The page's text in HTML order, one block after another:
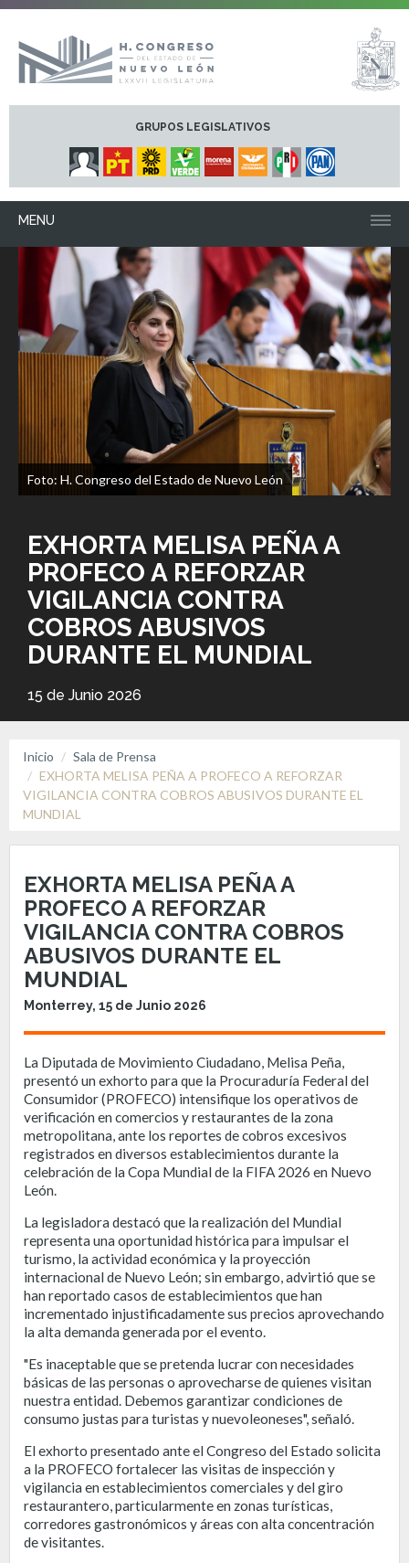
GRUPOS LEGISLATIVOS
MENU
Foto: H. Congreso del Estado de Nuevo León
EXHORTA MELISA PEÑA A
PROFECO A REFORZAR
VIGILANCIA CONTRA
COBROS ABUSIVOS
DURANTE EL MUNDIAL
15 de Junio 2026
Inicio
Sala de Prensa
EXHORTA MELISA PEÑA A PROFECO A REFORZAR
VIGILANCIA CONTRA COBROS ABUSIVOS DURANTE EL
MUNDIAL
EXHORTA MELISA PEÑA A
PROFECO A REFORZAR
VIGILANCIA CONTRA COBROS
ABUSIVOS DURANTE EL
MUNDIAL
Monterrey, 15 de Junio 2026
La Diputada de Movimiento Ciudadano, Melisa Peña,
presentó un exhorto para que la Procuraduría Federal del
Consumidor (PROFECO) intensifique los operativos de
verificación en comercios y restaurantes de la zona
metropolitana, ante los reportes de cobros excesivos
registrados en diversos establecimientos durante la
celebración de la Copa Mundial de la FIFA 2026 en Nuevo
León.
La legisladora destacó que la realización del Mundial
representa una oportunidad histórica para impulsar el
turismo, la actividad económica y la proyección
internacional de Nuevo León; sin embargo, advirtió que se
han reportado casos de establecimientos que han
incrementado injustificadamente sus precios aprovechando
la alta demanda generada por el evento.
"Es inaceptable que se pretenda lucrar con necesidades
básicas de las personas o aprovecharse de quienes visitan
nuestra entidad. Debemos garantizar condiciones de
consumo justas para turistas y nuevoleoneses", señaló.
El exhorto presentado ante el Congreso del Estado solicita
a la PROFECO fortalecer las visitas de inspección y
vigilancia en establecimientos comerciales y del giro
restaurantero, particularmente en zonas turísticas,
corredores gastronómicos y áreas con alta concentración
de visitantes.